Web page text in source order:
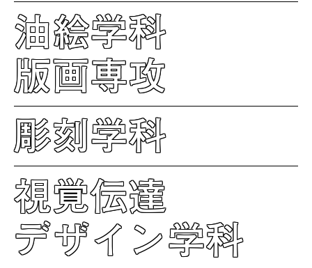
油絵学科
版画専攻
彫刻学科
視覚伝達
デザイン学科